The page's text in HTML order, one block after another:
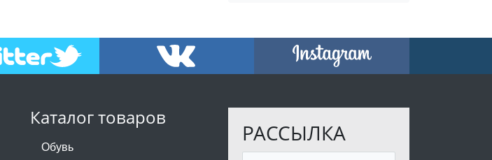
Каталог товаров
Обувь
РАССЫЛКА